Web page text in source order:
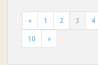
« 1 2 3 4
10
»